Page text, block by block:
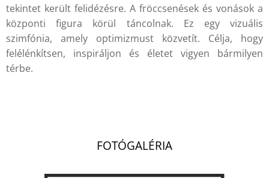
tekintet került felidézésre. A fröccsenések és vonások a
központi figura körül táncolnak. Ez egy vizuális
szimfónia, amely optimizmust közvetít. Célja, hogy
felélénkítsen, inspiráljon és életet vigyen bármilyen
térbe.
FOTÓGALÉRIA